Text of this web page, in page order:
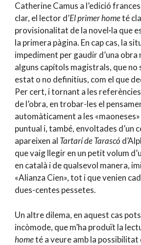
Catherine Camus a l’edició
clar, el lector d’El primer hometé
provisionalitat de la novel·la que
la primera pàgina. En cap cas, la
impediment per gaudir d’una obra
alguns capítols magistrals, que no
estat o no definitius, com el que
Per cert, i tornant a les
de l’obra, en trobar-les el
automàticament a les
puntual i, també, envoltades d’un
apareixen al Tartarí de Tarascó
que vaig llegir en un petit volum
en català i de qualsevol manera,
«Alianza Cien», tot i que venien
dues-centes pessetes.
Un altre dilema, en aquest cas
incòmode, que m’ha produït la
hometé a veure amb la possibilitat